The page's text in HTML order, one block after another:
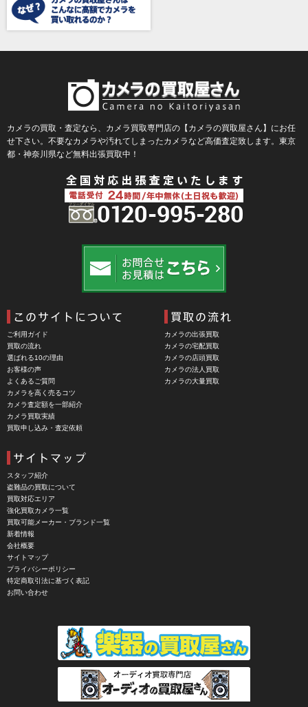
BERGEON（ベルジョン）
Blackmagic Design（ブラックマジックデザイン）
BLACKRAPID （ブラックラピッド）
BLaKPIXEL（ブラックピクセル）
Bokkeh（ボケ）
Bolsey（ボルシー）
BRAUN（ブラウン）
BUFFALO（バッファロー）
Cam Caddie（カムキャディ）
Carhartt（カーハート）
Carl Zeiss Jena（カールツアイスイエナ）
CASIO（カシオ）
CBL Lens（シービーエル）
CHINON（チノン）
CHIYOCA 千代田商会（ちよだしょうかい）
CIESTA（シエスタ）
Cineroid（シネロイド）
CINEVATE （シネベート）
CIRO （シロ）
CLARUS（クラルス）
Clay Smith（クレイスミス）
COMET（コメット）
Corfield（コーフィールド）
COSINA（コシナ）
COSMOS（コスモスインターナショナル）
COTTA（コッタ）
カメラの買取・査定なら、カメラ買取専門店の【カメラの買取屋さん】にお任
せ下さい。不要なカメラや汚れてしまったカメラなど高価査定致します。東京
都・神奈川県など無料出張買取中！
ご利用ガイド
買取の流れ
選ばれる10の理由
お客様の声
よくあるご質問
カメラを高く売るコツ
カメラ査定額を一部紹介
カメラ買取実績
買取申し込み・査定依頼
カメラの出張買取
カメラの宅配買取
カメラの店頭買取
カメラの法人買取
カメラの大量買取
スタッフ紹介
盗難品の買取について
買取対応エリア
強化買取カメラ一覧
買取可能メーカー・ブランド一覧
新着情報
会社概要
サイトマップ
プライバシーポリシー
特定商取引法に基づく表記
お問い合わせ